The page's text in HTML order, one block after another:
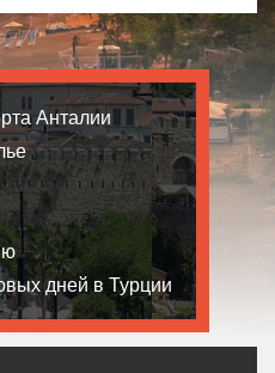
Анталии
дней в Турции